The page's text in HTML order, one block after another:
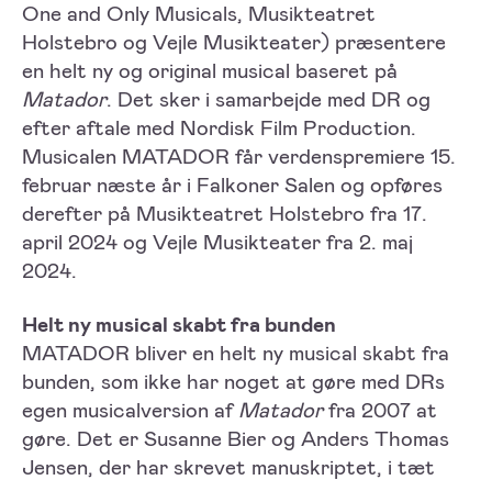
One and Only Musicals, Musikteatret
Holstebro og Vejle Musikteater) præsentere
en helt ny og original musical baseret på
Matador. Det sker i samarbejde med DR og
efter aftale med Nordisk Film Production.
Musicalen MATADOR får verdenspremiere 15.
februar næste år i Falkoner Salen og opføres
derefter på Musikteatret Holstebro fra 17.
april 2024 og Vejle Musikteater fra 2. maj
2024.
Helt ny musical skabt fra bunden
MATADOR bliver en helt ny musical skabt fra
bunden, som ikke har noget at gøre med DRs
egen musicalversion afMatadorfra 2007 at
gøre. Det er Susanne Bier og Anders Thomas
Jensen, der har skrevet manuskriptet, i tæt